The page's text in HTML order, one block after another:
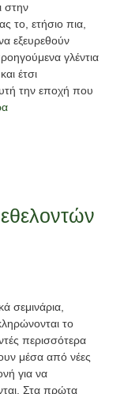
στην
το, ετήσιο πια,
εξευρεθούν
γλέντια
έτσι
την εποχή που
σεμινάρια,
το
περισσότερα
μέσα από νέες
για να
Στα πρώτα